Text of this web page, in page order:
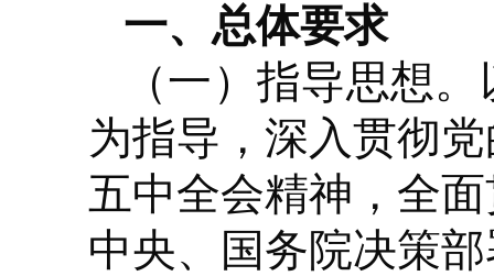
一、总体要求
（一）指导思想。
为指导，深入贯彻
五中全会精神，全
中央、国务院决策